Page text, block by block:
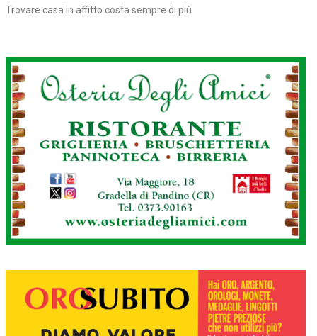
Trovare casa in affitto costa sempre di più